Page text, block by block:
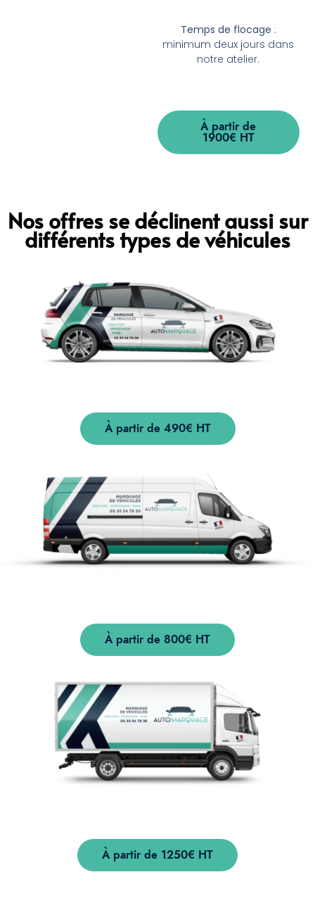
Temps de flocage :
minimum deux jours dans
notre atelier.
À partir de
1900€ HT
Nos offres se déclinent aussi sur
différents types de véhicules
À partir de 490€ HT
À partir de 800€ HT
À partir de 1250€ HT